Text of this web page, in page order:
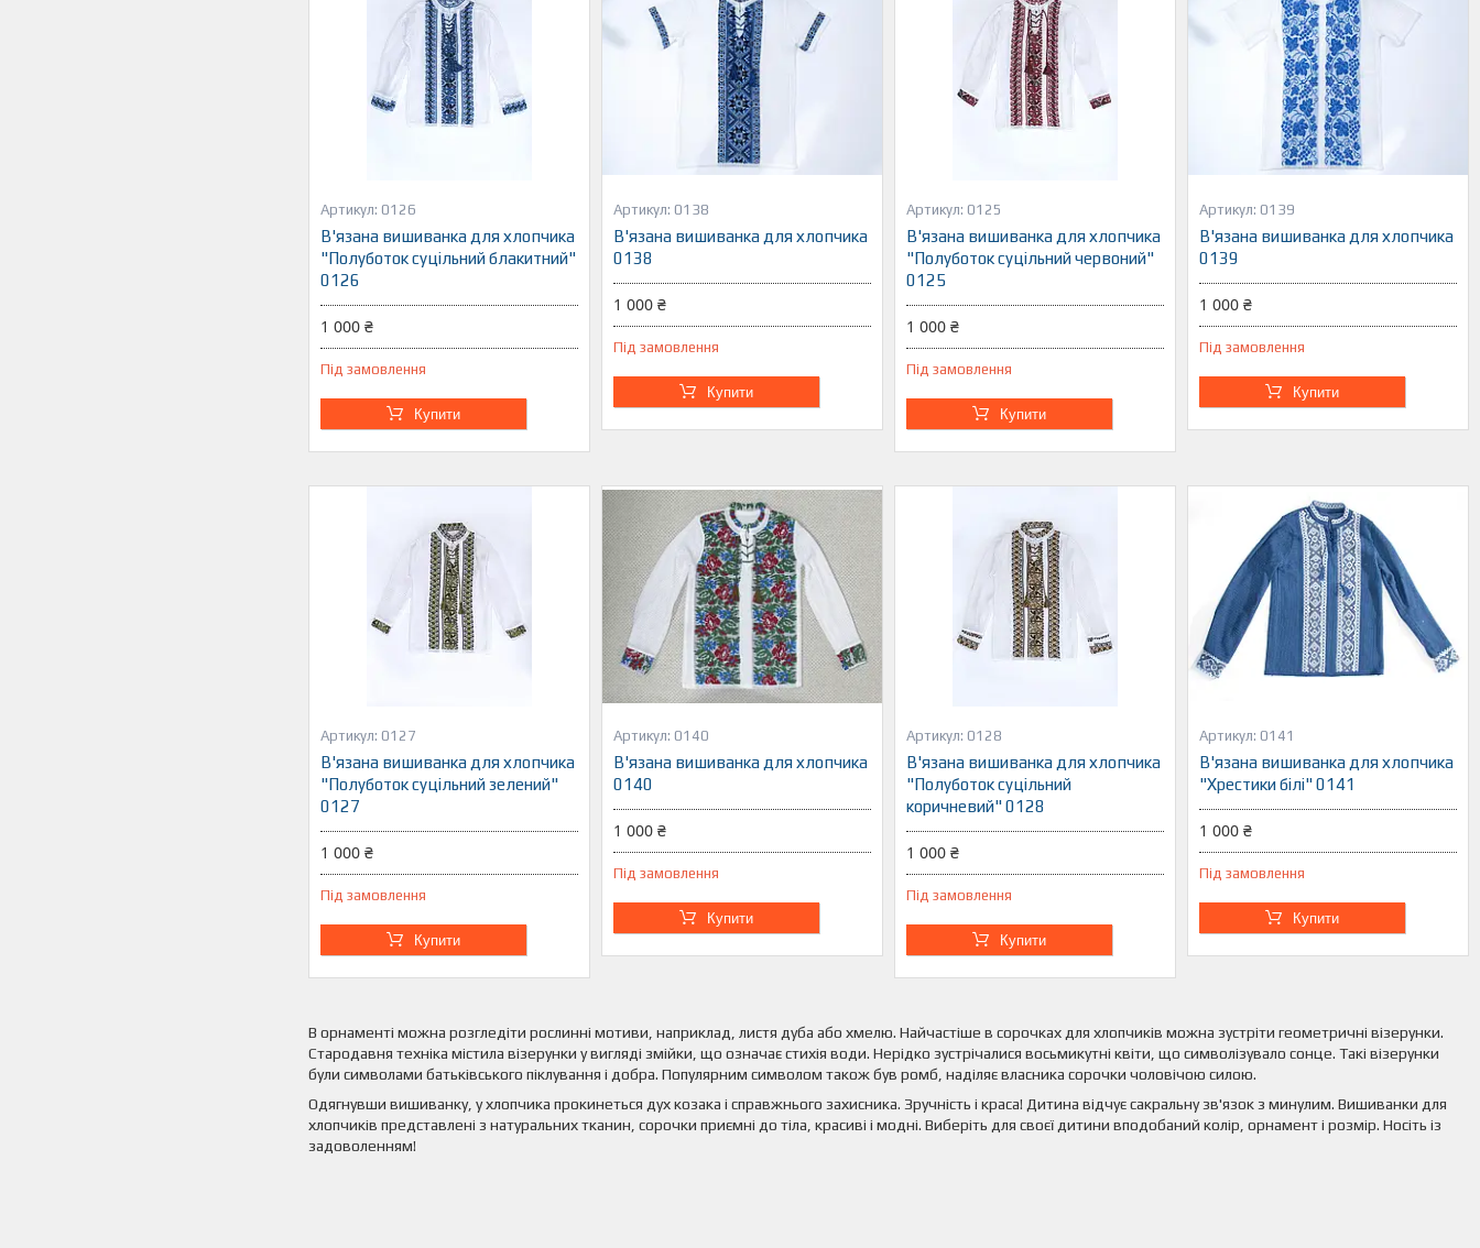
0126
В'язана вишиванка для хлопчика
"Полуботок суцільний блакитний"
0126
1 000 ₴
Під замовлення
Купити
0138
В'язана вишиванка для хлопчика
0138
1 000 ₴
Під замовлення
Купити
0125
В'язана вишиванка для хлопчика
"Полуботок суцільний червоний"
0125
1 000 ₴
Під замовлення
Купити
0139
В'язана вишиванка для хлопчика
0139
1 000 ₴
Під замовлення
Купити
0127
В'язана вишиванка для хлопчика
"Полуботок суцільний зелений"
0127
1 000 ₴
Під замовлення
Купити
0140
В'язана вишиванка для хлопчика
0140
1 000 ₴
Під замовлення
Купити
0128
В'язана вишиванка для хлопчика
"Полуботок суцільний
коричневий" 0128
1 000 ₴
Під замовлення
Купити
0141
В'язана вишиванка для хлопчика
"Хрестики білі" 0141
1 000 ₴
Під замовлення
Купити
В орнаменті можна розгледіти рослинні мотиви, наприклад, листя дуба або хмелю. Найчастіше в сорочках для хлопчиків можна зустріти геометричні візерунки.
Стародавня техніка містила візерунки у вигляді змійки, що означає стихія води. Нерідко зустрічалися восьмикутні квіти, що символізувало сонце. Такі візерунки
були символами батьківського піклування і добра. Популярним символом також був ромб, наділяє власника сорочки чоловічою силою.
Одягнувши вишиванку, у хлопчика прокинеться дух козака і справжнього захисника. Зручність і краса! Дитина відчує сакральну зв'язок з минулим. Вишиванки для
хлопчиків представлені з натуральних тканин, сорочки приємні до тіла, красиві і модні. Виберіть для своєї дитини вподобаний колір, орнамент і розмір. Носіть із
задоволенням!